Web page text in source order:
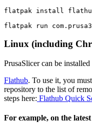
flatpak install flathub
flatpak run
Linux (including
PrusaSlicer can be
Flathub. To use it, you
repository to the list of
steps here: Flathub Quick
For example, on the